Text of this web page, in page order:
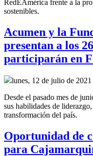
RedEAmérica frente a la
sostenibles.
Acumen y la
presentan a los
participarán en
lunes, 12 de julio de 2021
Desde el pasado mes de
sus habilidades de
transformación del país.
Oportunidad de
para